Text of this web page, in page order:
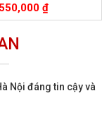
550,000 ₫
Nội đáng tin cậy và